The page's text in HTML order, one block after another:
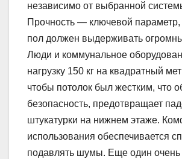
независимо от выбранной
Прочность — ключевой параметр,
пол должен выдерживать
Люди и коммунальное
нагрузку 150 кг на квадратный
чтобы потолок был жестким, что
безопасность, предотвращает
штукатурки на нижнем этаже.
использования обеспечивается
подавлять шумы. Еще один